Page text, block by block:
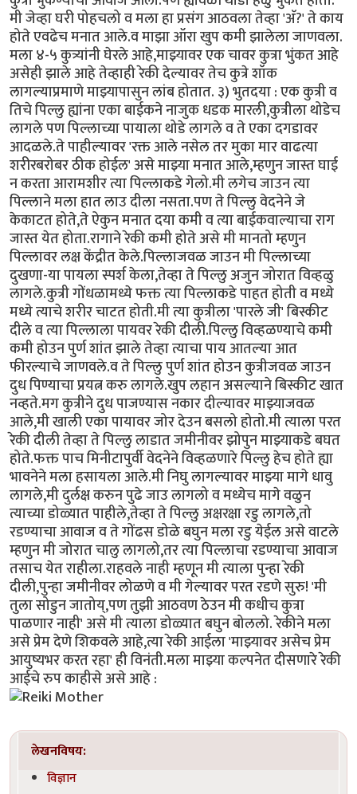
मी जेव्हा घरी पोहचलो व मला हा प्रसंग आठवला तेव्हा 'अ‍ॅ?' ते काय
होते एवढेच मनात आले.व माझा ऑरा खुप कमी झालेला जाणवला.
मला ४-५ कुत्र्यांनी घेरले आहे,माझ्यावर एक चावर कुत्रा भुंकत आहे
असेही झाले आहे तेव्हाही रेकी देल्यावर तेच कुत्रे शॉक
लागल्याप्रमाणे माझ्यापासुन लांब होतात. ३) भुतदया : एक कुत्री व
तिचे पिल्लु ह्यांना एका बाईकने नाजुक धडक मारली,कुत्रीला थोडेच
लागले पण पिल्लाच्या पायाला थोडे लागले व ते एका दगडावर
आदळले.ते पाहील्यावर 'रक्त आले नसेल तर मुका मार वाढत्या
शरीरबरोबर ठीक होईल' असे माझ्या मनात आले,म्हणुन जास्त घाई
न करता आरामशीर त्या पिल्लाकडे गेलो.मी लगेच जाउन त्या
पिल्लाने मला हात लाउ दीला नसता.पण ते पिल्लु वेदनेने जे
केकाटत होते,ते ऐकुन मनात दया कमी व त्या बाईकवाल्याचा राग
जास्त येत होता.रागाने रेकी कमी होते असे मी मानतो म्हणुन
पिल्लावर लक्ष केंद्रीत केले.पिल्लाजवळ जाउन मी पिल्लाच्या
दुखणा-या पायला स्पर्श केला,तेव्हा ते पिल्लु अजुन जोरात विव्हळु
लागले.कुत्री गोंधळामध्ये फक्त त्या पिल्लाकडे पाहत होती व मध्ये
मध्ये त्याचे शरीर चाटत होती.मी त्या कुत्रीला 'पारले जी' बिस्कीट
दीले व त्या पिल्लाला पायवर रेकी दीली.पिल्लु विव्हळण्याचे कमी
कमी होउन पुर्ण शांत झाले तेव्हा त्याचा पाय आतल्या आत
फीरल्याचे जाणवले.व ते पिल्लु पुर्ण शांत होउन कुत्रीजवळ जाउन
दुध पिण्याचा प्रयत्न करु लागले.खुप लहान असल्याने बिस्कीट खात
नव्हते.मग कुत्रीने दुध पाजण्यास नकार दील्यावर माझ्याजवळ
आले,मी खाली एका पायावर जोर देउन बसलो होतो.मी त्याला परत
रेकी दीली तेव्हा ते पिल्लु लाडात जमीनीवर झोपुन माझ्याकडे बघत
होते.फक्त पाच मिनीटापुर्वी वेदनेने विव्हळणारे पिल्लु हेच होते ह्या
भावनेने मला हसायला आले.मी निघु लागल्यावर माझ्या मागे धावु
लागले,मी दुर्लक्ष करुन पुढे जाउ लागलो व मध्येच मागे वळुन
त्याच्या डोळ्यात पाहीले,तेव्हा ते पिल्लु अक्षरक्षा रडु लागले,तो
रडण्याचा आवाज व ते गोंढस डोळे बघुन मला रडु येईल असे वाटले
म्हणुन मी जोरात चालु लागलो,तर त्या पिल्लाचा रडण्याचा आवाज
तसाच येत राहीला.राहवले नाही म्हणून मी त्याला पुन्हा रेकी
दीली,पुन्हा जमीनीवर लोळणे व मी गेल्यावर परत रडणे सुरु! 'मी
तुला सोडुन जातोय्,पण तुझी आठवण ठेउन मी कधीच कुत्रा
पाळणार नाही' असे मी त्याला डोळ्यात बघुन बोललो. रेकीने मला
असे प्रेम देणे शिकवले आहे,त्या रेकी आईला 'माझ्यावर असेच प्रेम
आयुष्यभर करत रहा' ही विनंती.मला माझ्या कल्पनेत दीसणारे रेकी
आईचे रुप काहीसे असे आहे :
लेखनविषय:
विज्ञान